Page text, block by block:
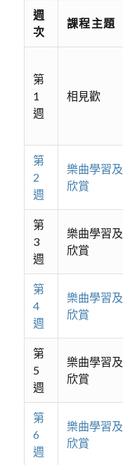
週
次
課程主題
第
1
週
相見歡
第
2
週
樂曲學習及
欣賞
第
3
週
樂曲學習及
欣賞
第
4
週
樂曲學習及
欣賞
第
5
週
樂曲學習及
欣賞
第
6
週
樂曲學習及
欣賞